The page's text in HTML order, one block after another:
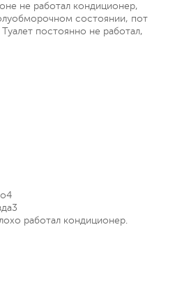
не работал кондиционер,
состоянии, пот
постоянно не работал,
4
3
работал кондиционер.